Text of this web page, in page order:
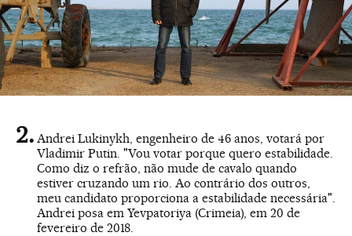
Andrei Lukinykh, engenheiro de 46 anos, votará por
Vladimir Putin. "Vou votar porque quero estabilidade.
Como diz o refrão, não mude de cavalo quando
estiver cruzando um rio. Ao contrário dos outros,
meu candidato proporciona a estabilidade necessária".
Andrei posa em Yevpatoriya (Crimeia), em 20 de
fevereiro de 2018.